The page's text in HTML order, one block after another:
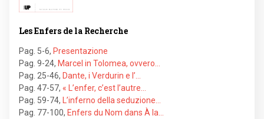
Les Enfers de la Recherche
Pag. 5-6, Presentazione
Pag. 9-24, Marcel in Tolomea, ovvero…
Pag. 25-46, Dante, i Verdurin e l’…
Pag. 47-57, « L’enfer, c’est l’autre…
Pag. 59-74,
L’inferno della seduzione…
Pag. 77-100, Enfers du Nom dans À la…